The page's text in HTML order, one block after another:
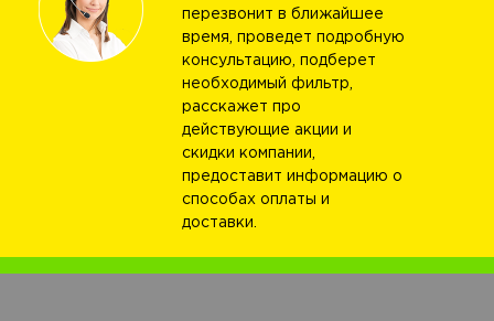
перезвонит в ближайшее
время, проведет подробную
консультацию, подберет
необходимый фильтр,
расскажет про
действующие акции и
скидки компании,
предоставит информацию о
способах оплаты и
доставки.